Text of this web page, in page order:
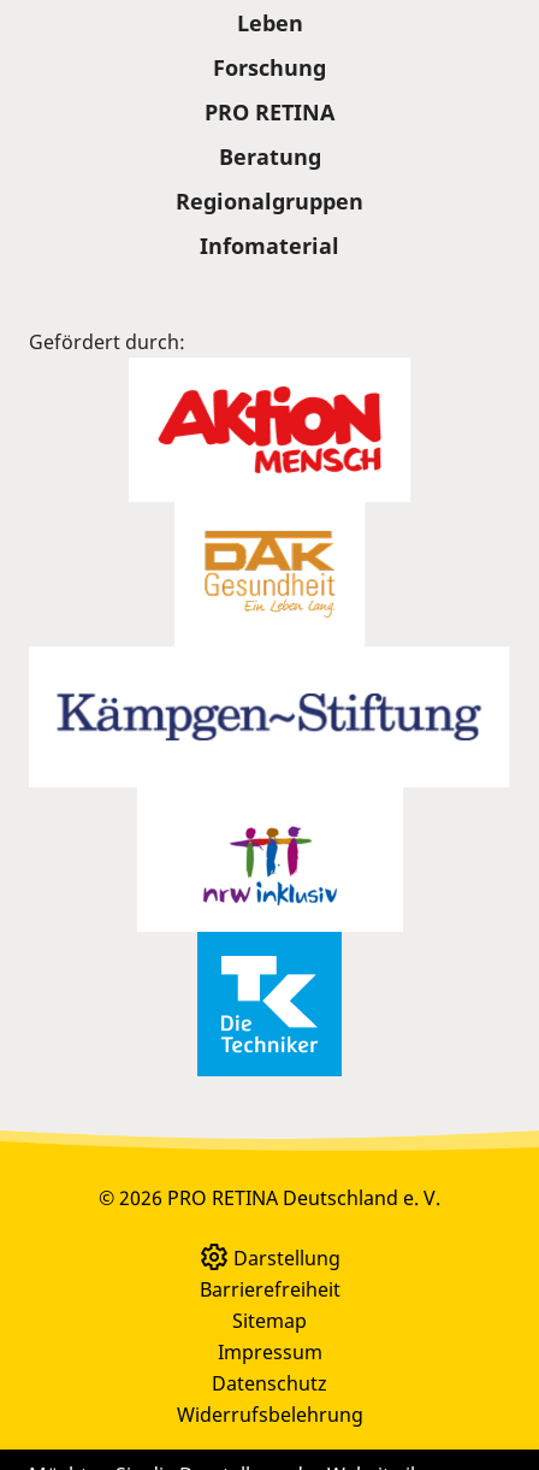
Leben
Forschung
PRO RETINA
Beratung
Regionalgruppen
Infomaterial
Gefördert durch:
© 2026 PRO RETINA Deutschland e. V.
Darstellung
Barrierefreiheit
Sitemap
Impressum
Datenschutz
Widerrufsbelehrung